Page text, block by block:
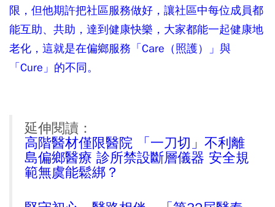
限，但他期許把社區服務做好，讓社區中每位成員都
能互助、共助，達到健康快樂，大家都能一起健康地
老化，這就是在偏鄉服務「Care（照護）」與
「Cure」的不同。
延伸閱讀：
高階醫材僅限醫院 「一刀切」不利離
島偏鄉醫療 診所禁設斷層儀器 安全規
範無虞能鬆綁？